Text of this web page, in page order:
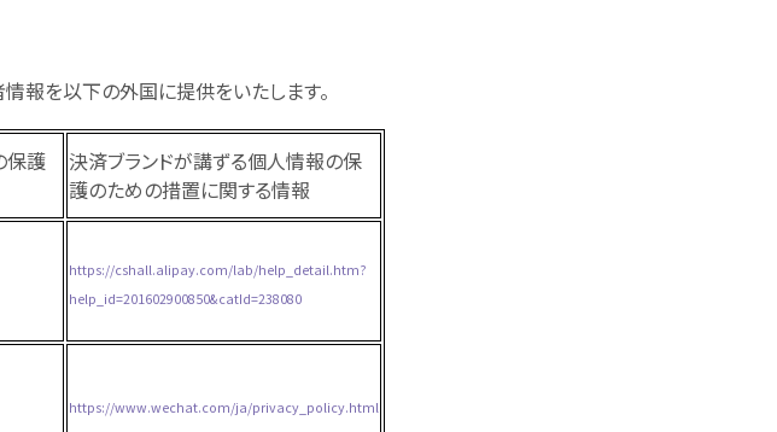
報を以下の外国に提供をいたします。
保護
決済ブランドが講ずる個人情報の保
護のための措置に関する情報
https://cshall.alipay.com/lab/help_detail.htm?
help_id=201602900850&catId=238080
https://www.wechat.com/ja/privacy_policy.html